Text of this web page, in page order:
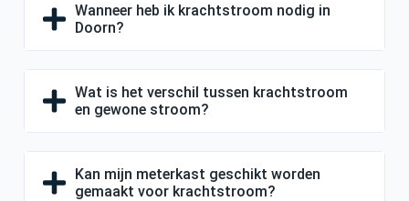
Wanneer heb ik krachtstroom nodig in
Doorn?
Wat is het verschil tussen krachtstroom
en gewone stroom?
Kan mijn meterkast geschikt worden
gemaakt voor krachtstroom?